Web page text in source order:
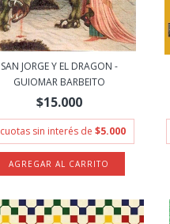
SAN JORGE Y EL DRAGON -
GUIOMAR BARBEITO
$15.000
cuotas sin interés de$5.000